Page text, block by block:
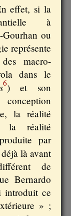
effet, si la
à
ou
représente
macro-
dans le
6) et son
la réalité
la réalité
par
là avant
de
Bernardo
introduit ce
» ;